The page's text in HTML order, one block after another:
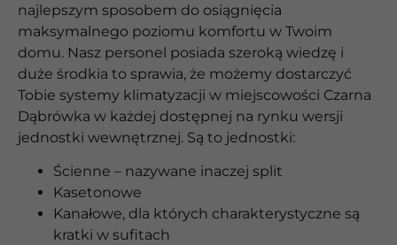
najlepszym sposobem do osiągnięcia
maksymalnego poziomu komfortu w Twoim
domu. Nasz personel posiada szeroką wiedzę i
duże środkia to sprawia, że możemy dostarczyć
Tobie systemy klimatyzacji w miejscowości Czarna
Dąbrówka w każdej dostępnej na rynku wersji
jednostki wewnętrznej. Są to jednostki:
Ścienne – nazywane inaczej split
Kasetonowe
Kanałowe, dla których charakterystyczne są
kratki w sufitach